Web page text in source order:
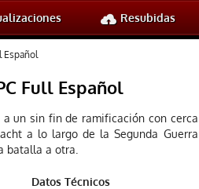
Resubidas
Español
Full Español
un sin fin de ramificación con cerca
a lo largo de la Segunda Guerra
batalla a otra.
Datos Técnicos